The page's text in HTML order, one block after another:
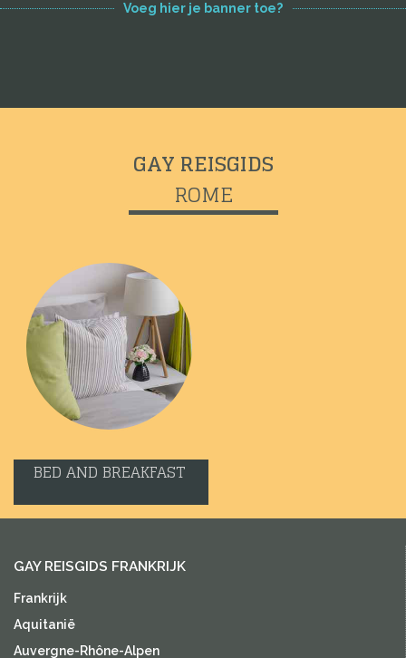
Voeg hier je banner toe?
GAY REISGIDS
ROME
BED AND BREAKFAST
GAY REISGIDS FRANKRIJK
Frankrijk
Aquitanië
Auvergne-Rhône-Alpen